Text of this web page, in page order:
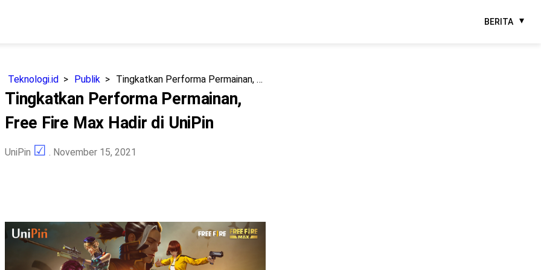
BERITA
Teknologi.id Publik Tingkatkan Performa Permainan, Free Fire Max Hadir di UniPin
Tingkatkan Performa Permainan,
Free Fire Max Hadir di UniPin
UniPin . November 15, 2021